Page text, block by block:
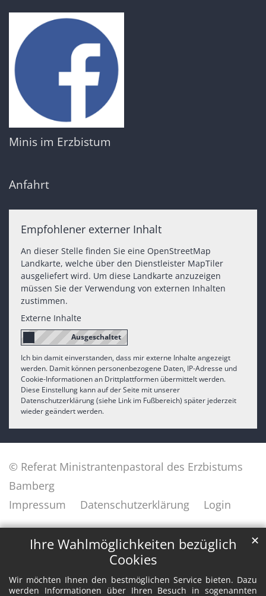
Ihre Wahlmöglichkeiten bezüglich
Cookies
Wir möchten Ihnen den bestmöglichen Service bieten. Dazu
werden Informationen über Ihren Besuch in sogenannten
✕
Minis im Erzbistum
Anfahrt
Empfohlener externer Inhalt
An dieser Stelle finden Sie eine OpenStreetMap
Landkarte, welche über den Dienstleister MapTiler
ausgeliefert wird. Um diese Landkarte anzuzeigen
müssen Sie der Verwendung von externen Inhalten
zustimmen.
Externe Inhalte
Ich bin damit einverstanden, dass mir externe Inhalte angezeigt
werden. Damit können personenbezogene Daten, IP-Adresse und
Cookie-Informationen an Drittplattformen übermittelt werden.
Diese Einstellung kann auf der Seite mit unserer
Datenschutzerklärung (siehe Link im Fußbereich) später jederzeit
wieder geändert werden.
© Referat Ministrantenpastoral des Erzbistums
Bamberg
Impressum
Datenschutzerklärung Login